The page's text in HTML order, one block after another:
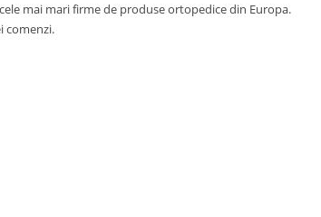
mai mari firme de produse ortopedice din Europa.
comenzi.